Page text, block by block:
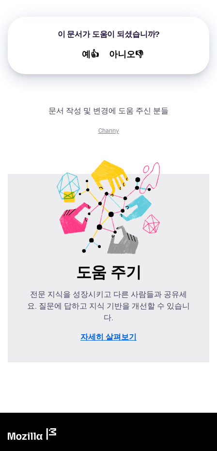
이 문서가 도움이 되셨습니까?
예👍 아니오👎
문서 작성 및 변경에 도움 주신 분들
Channy
도움 주기
전문 지식을 성장시키고 다른 사람들과 공유세
요. 질문에 답하고 지식 기반을 개선할 수 있습니
다.
자세히 살펴보기